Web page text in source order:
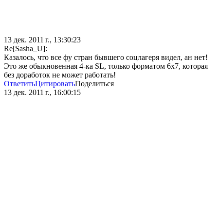
13 дек. 2011 г., 13:30:23
Re[Sasha_U]:
Казалось, что все фу стран бывшего соцлагеря видел, ан нет!
Это же обыкновенная 4-ка SL, только форматом 6х7, которая
без доработок не может работать!
ОтветитьЦитироватьПоделиться
13 дек. 2011 г., 16:00:15